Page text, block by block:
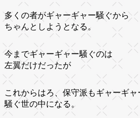
多くの者がギャーギャー騒ぐから
ちゃんとしようとなる。
今までギャーギャー騒ぐのは
左翼だけだったが
これからはろ、保守派もギャーギャ
騒ぐ世の中になる。